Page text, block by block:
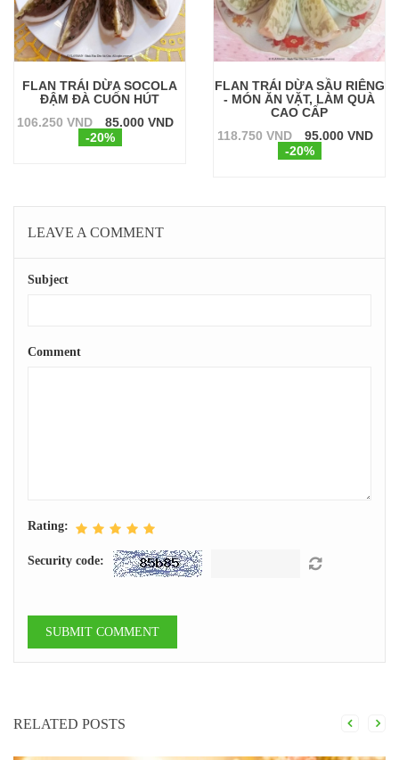
FLAN TRÁI DỪA SOCOLA
ĐẬM ĐÀ CUỐN HÚT
106.250 VND
85.000 VND
-20%
FLAN TRÁI DỪA SẦU RIÊNG
- MÓN ĂN VẶT, LÀM QUÀ
CAO CẤP
118.750 VND
95.000 VND
-20%
LEAVE A COMMENT
Subject
Comment
Rating:
Security code:
RELATED POSTS